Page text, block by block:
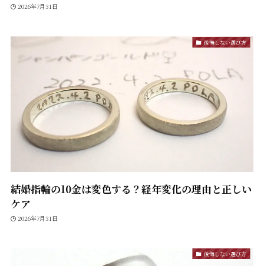
2026年7月31日
後悔しない選び方
結婚指輪の10金は変色する？経年変化の理由と正しい
ケア
2026年7月31日
後悔しない選び方